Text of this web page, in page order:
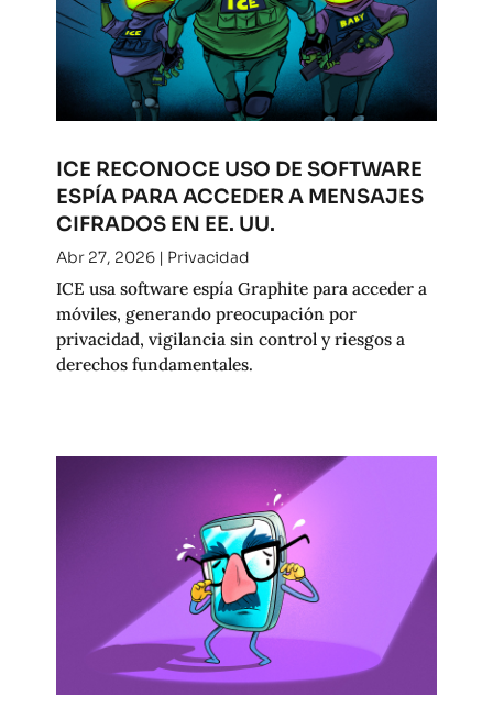
ICE RECONOCE USO DE SOFTWARE
ESPÍA PARA ACCEDER A MENSAJES
CIFRADOS EN EE. UU.
Abr 27, 2026| Privacidad
ICE usa software espía Graphite para acceder a
móviles, generando preocupación por
privacidad, vigilancia sin control y riesgos a
derechos fundamentales.